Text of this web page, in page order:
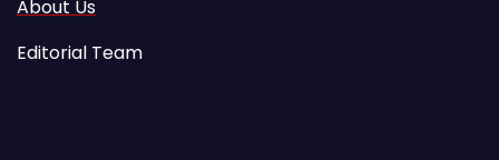
About Us
Editorial Team